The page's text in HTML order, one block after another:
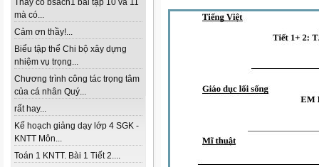
Thầy có bsach1 bài tập 10 và 11
mà có...
Cảm ơn thầy!...
Biểu tập thể Chi bộ xây dựng
nhiệm vụ trọng...
Chương trình công tác trọng tâm
của cá nhân Quý...
rất hay...
Kế hoạch giảng dạy lớp 4 SGK -
KNTT Môn...
Toán 1 KNTT. Bài 1 Tiết 2....